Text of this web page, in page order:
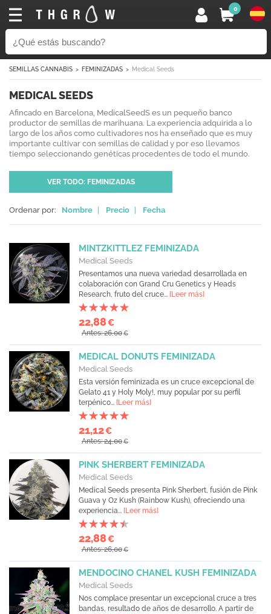
0
SEMILLAS CANNABIS FEMINIZADAS Medical Seeds
MEDICAL SEEDS
Afincado en Barcelona, MedicalSeedS es un pequeño banco
productor de semillas de marihuana. La experiencia adquirida a lo
largo de los años como cultivadores nos ha enseñado que es muy
importante cultivar con semillas de calidad y por eso llevamos
tiempo seleccionando genéticas procedentes de todo el mundo.
VER TODO: FEMINIZADAS
Ordenar por: Nombre Precio Fecha
MINTZKITTLEZ FEMINIZADA
Medical Seeds
Presentamos una nueva variedad desarrollada en
colaboración con Grand Cru Genetics y Heads
Research, fruto del cruce... [Leer más]
22,88€
Antes: 26,00€
MEDICAL DONUTS FEMINIZADA
Medical Seeds
Esta versión feminizada es un cruce excepcional de
Gelato 41 y Holy Moly!, muy popular por su perfil
terpénico... [Leer más]
21,12€
Antes: 24,00€
PINK SHERBERT FEMINIZADA
Medical Seeds
Medical Seeds presenta Pink Sherbert, fusión de Pink
Guava y Oz Kush (Rainbow Kush), ofreciendo una
experiencia... [Leer más]
22,88€
Antes: 26,00€
MENDOCINO CHANEL KUSH FEMINIZADA
Medical Seeds
Nos complace presentar un excepcional cruce a tres
bandas, resultado de años de desarrollo. A partir de